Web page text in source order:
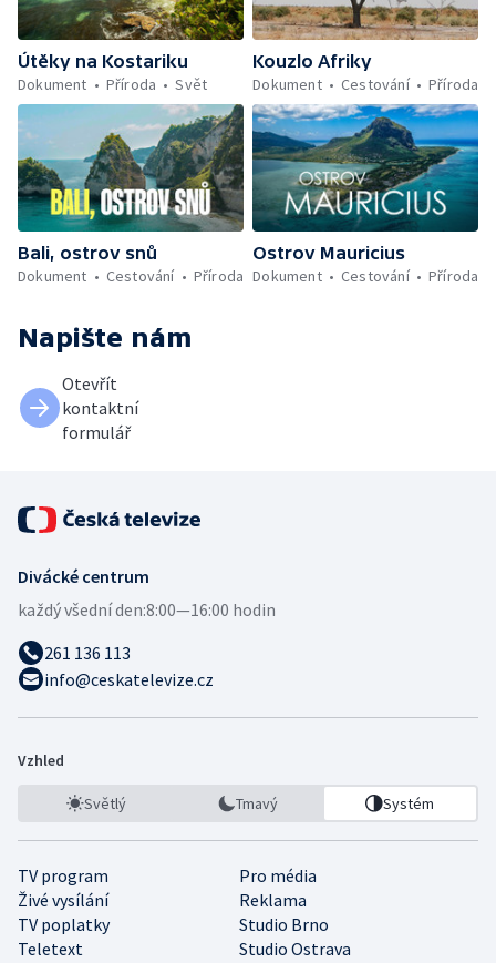
Útěky na Kostariku
Dokument
Příroda Svět
Kouzlo Afriky
Dokument
Cestování Příroda
Bali, ostrov snů
Dokument
Cestování Příroda
Ostrov Mauricius
Dokument
Cestování Příroda
Napište nám
Otevřít
kontaktní
formulář
Divácké centrum
každý všední den:8:00—16:00 hodin
261 136 113
info@ceskatelevize.cz
Vzhled
Světlý Tmavý Systém
TV program
Pro média
Živé vysílání
Reklama
TV poplatky
Studio Brno
Teletext
Studio Ostrava